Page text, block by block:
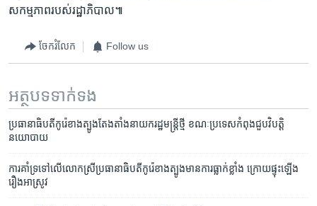
សកម្មភាព​របស់​រដ្ឋាភិបាល៕
ចែករំលែក Follow us
អត្ថបទ​ទាក់ទង
ប្រធានាធិបតី​កូរ៉េ​ខាង​ត្បូង​តែងតាំង​នាយក​រដ្ឋមន្ត្រី​ថ្មី ខណៈ​ប្រទេស​កំពុង​ជួប​វិបត្តិ​
នយោបាយ
ការ​គាំទ្រ​ទៅ​លើ​លោក​ស្រី​ប្រធានាធិបតី​កូរ៉េ​ខាង​ត្បូង​មាន​ការ​ធ្លាក់​ខ្លាំង​ ក្រោយ​ផ្ទុះ​ឡើង​
រឿង​អាស្រូវ​